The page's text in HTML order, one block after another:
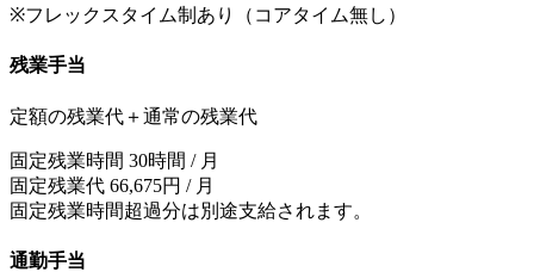
※フレックスタイム制あり（コアタイム無し）
残業手当
定額の残業代＋通常の残業代
固定残業時間 30時間 / 月
固定残業代 66,675円 / 月
固定残業時間超過分は別途支給されます。
通勤手当